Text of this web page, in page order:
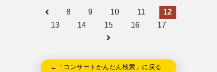
8 9 10 11
12
13
14 15 16 17
←「コンサートかんたん検索」に戻る